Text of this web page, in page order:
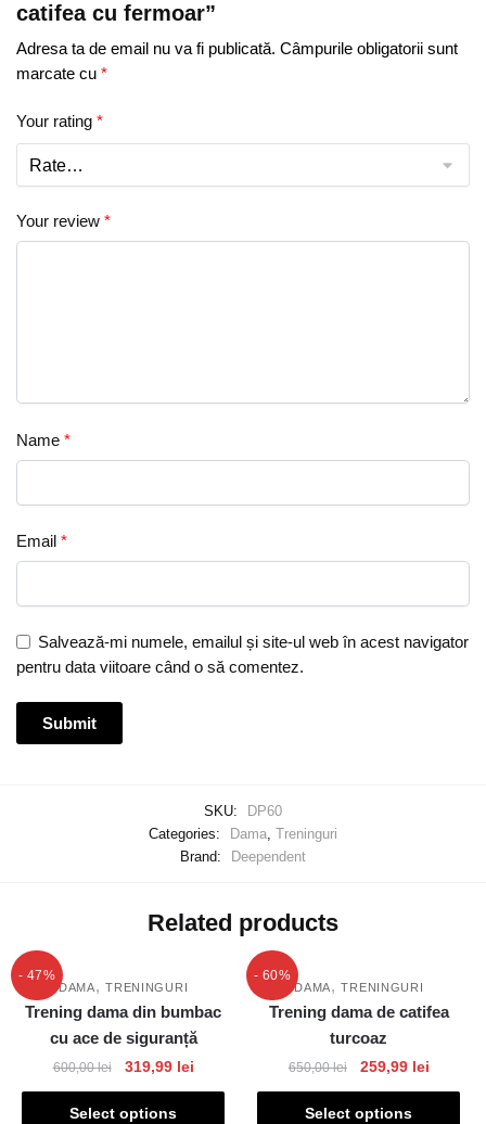
catifea cu fermoar”
Adresa ta de email nu va fi publicată. Câmpurile obligatorii sunt
marcate cu *
Your rating *
Your review *
Name *
Email *
Salvează-mi numele, emailul și site-ul web în acest navigator
pentru data viitoare când o să comentez.
SKU:
DP60
Categories:
Dama Treninguri
Brand:
Deependent
Related products
- 47%
DAMA,TRENINGURI
Trening dama din bumbac
cu ace de siguranță
600,00lei 319,99 lei
Select options
- 60%
DAMA,TRENINGURI
Trening dama de catifea
turcoaz
650,00lei 259,99 lei
Select options